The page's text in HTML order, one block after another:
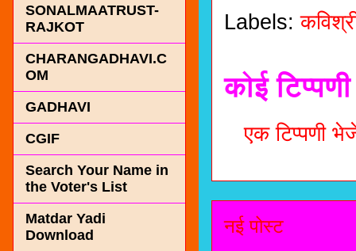
Labels:
कोई
एक टिप्पणी
नई पोस्ट
SONALMAATRUST-
RAJKOT
CHARANGADHAVI.C
OM
GADHAVI
CGIF
Search Your Name in
the Voter's List
Matdar Yadi
Download